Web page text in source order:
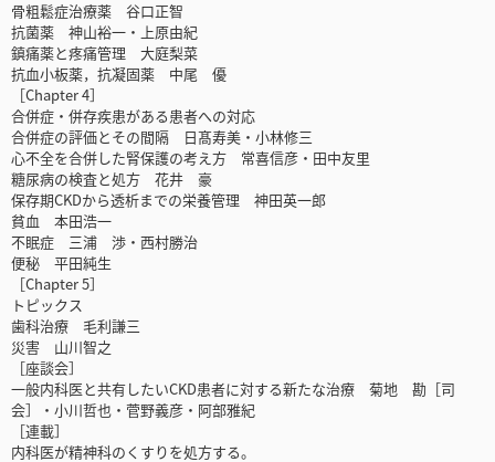
骨粗鬆症治療薬 谷口正智
抗菌薬 神山裕一・上原由紀
鎮痛薬と疼痛管理 大庭梨菜
抗血小板薬，抗凝固薬 中尾 優
［Chapter 4］
合併症・併存疾患がある患者への対応
合併症の評価とその間隔 日髙寿美・小林修三
心不全を合併した腎保護の考え方 常喜信彦・田中友里
糖尿病の検査と処方 花井 豪
保存期CKDから透析までの栄養管理 神田英一郎
貧血 本田浩一
不眠症 三浦 渉・西村勝治
便秘 平田純生
［Chapter 5］
トピックス
歯科治療 毛利謙三
災害 山川智之
［座談会］
一般内科医と共有したいCKD患者に対する新たな治療 菊地 勘［司
会］・小川哲也・菅野義彦・阿部雅紀
［連載］
内科医が精神科のくすりを処方する。